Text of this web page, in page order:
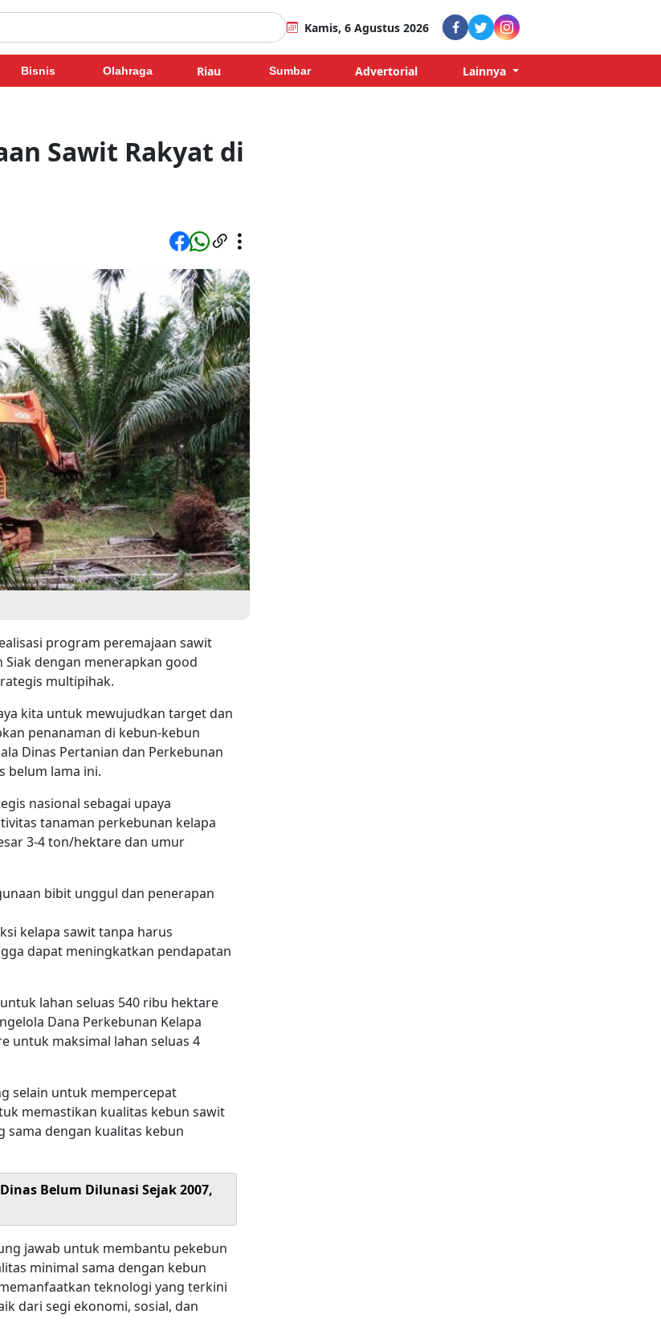
Kamis, 6 Agustus 2026
Bisnis Olahraga Riau Sumbar Advertorial Lainnya
Sawit Rakyat di
program peremajaan sawit
Siak dengan menerapkan good
multipihak.
kita untuk mewujudkan target dan
penanaman di kebun-kebun
Dinas Pertanian dan Perkebunan
belum lama ini.
nasional sebagai upaya
tanaman perkebunan kelapa
3-4 ton/hektare dan umur
bibit unggul dan penerapan
kelapa sawit tanpa harus
dapat meningkatkan pendapatan
lahan seluas 540 ribu hektare
Dana Perkebunan Kelapa
untuk maksimal lahan seluas 4
selain untuk mempercepat
memastikan kualitas kebun sawit
sama dengan kualitas kebun
Belum Dilunasi Sejak 2007,
jawab untuk membantu pekebun
minimal sama dengan kebun
teknologi yang terkini
dari segi ekonomi, sosial, dan